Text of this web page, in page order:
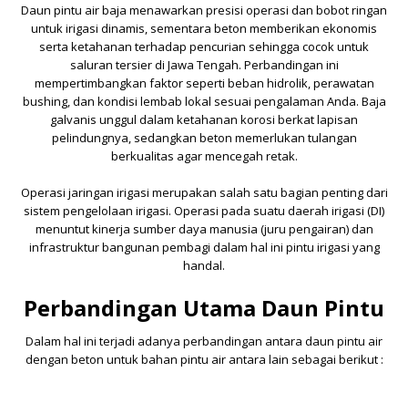
Daun pintu air baja menawarkan presisi operasi dan bobot ringan
untuk irigasi dinamis, sementara beton memberikan ekonomis
serta ketahanan terhadap pencurian sehingga cocok untuk
saluran tersier di Jawa Tengah. Perbandingan ini
mempertimbangkan faktor seperti beban hidrolik, perawatan
bushing, dan kondisi lembab lokal sesuai pengalaman Anda. Baja
galvanis unggul dalam ketahanan korosi berkat lapisan
pelindungnya, sedangkan beton memerlukan tulangan
berkualitas agar mencegah retak.
Operasi jaringan irigasi merupakan salah satu bagian penting dari
sistem pengelolaan irigasi. Operasi pada suatu daerah irigasi (DI)
menuntut kinerja sumber daya manusia (juru pengairan) dan
infrastruktur bangunan pembagi dalam hal ini pintu irigasi yang
handal.
Perbandingan Utama Daun Pintu
Dalam hal ini terjadi adanya perbandingan antara daun pintu air
dengan beton untuk bahan pintu air antara lain sebagai berikut :